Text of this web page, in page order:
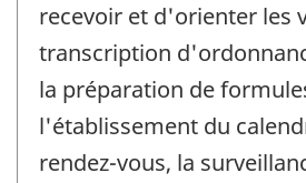
recevoir et d'orienter les
transcription
la préparation de
l'établissement du
rendez-vous, la